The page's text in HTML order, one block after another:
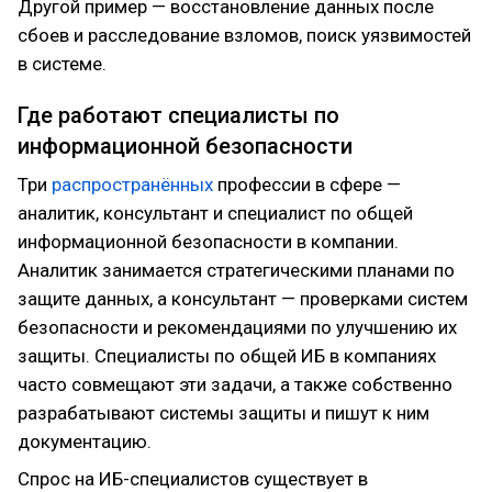
Другой пример — восстановление данных после
сбоев и расследование взломов, поиск уязвимостей
в системе.
Где работают специалисты по
информационной безопасности
Три распространённых профессии в сфере —
аналитик, консультант и специалист по общей
информационной безопасности в компании.
Аналитик занимается стратегическими планами по
защите данных, а консультант — проверками систем
безопасности и рекомендациями по улучшению их
защиты. Специалисты по общей ИБ в компаниях
часто совмещают эти задачи, а также собственно
разрабатывают системы защиты и пишут к ним
документацию.
Спрос на ИБ-специалистов существует в